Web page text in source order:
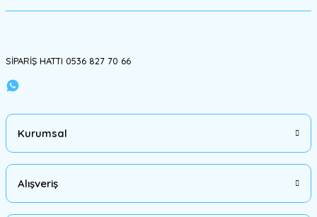
SİPARİŞ HATTI 0536 827 70 66
Kurumsal
Alışveriş